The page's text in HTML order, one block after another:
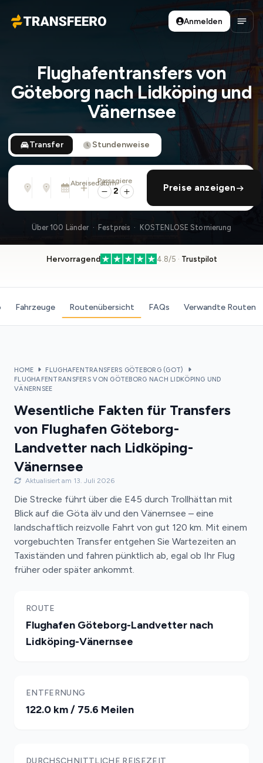
Transfeero
Anmelden
Flughafentransfers von
Göteborg nach Lidköping und
Vänernsee
Transfer Stundenweise
Von
Adresse, Flughafen, Hotel, ...
Nach
Adresse, Flughafen, Hotel, ...
Abreisedatum
Mo., 10. Aug. · 01:45 PM
rückfahrt hinzufügen
Passagiere
2 Preise anzeigen
Über 100 Länder · Festpreis · KOSTENLOSE Stornierung
Hervorragend 4.8/5 · Trustpilot
Fahrzeuge Routenübersicht FAQs Verwandte Routen
HOME
FLUGHAFENTRANSFERS GÖTEBORG (GOT)
FLUGHAFENTRANSFERS VON GÖTEBORG NACH LIDKÖPING UND
VÄNERNSEE
Wesentliche Fakten für Transfers
von Flughafen Göteborg-
Landvetter nach Lidköping-
Vänernsee
Aktualisiert am 13. Juli 2026
Die Strecke führt über die E45 durch Trollhättan mit
Blick auf die Göta älv und den Vänernsee – eine
landschaftlich reizvolle Fahrt von gut 120 km. Mit einem
vorgebuchten Transfer entgehen Sie Wartezeiten an
Taxiständen und fahren pünktlich ab, egal ob Ihr Flug
früher oder später ankommt.
ROUTE
Flughafen Göteborg-Landvetter nach
Lidköping-Vänernsee
ENTFERNUNG
122.0 km / 75.6 Meilen
DURCHSCHNITTLICHE REISEZEIT